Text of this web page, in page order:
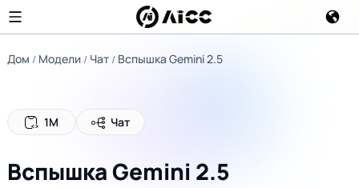
Дом Модели Чат Вспышка Gemini 2.5
1М Чат
Вспышка Gemini 2.5